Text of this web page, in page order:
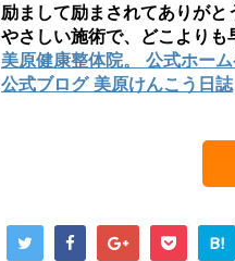
励まして励まされてありがと
やさしい施術で、どこよりも
美原健康整体院。 公式ホー
公式ブログ 美原けんこう日誌
B!